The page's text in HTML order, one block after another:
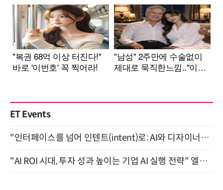
ET Events
"인터페이스를 넘어 인텐트(intent)로: AI와 디자이너가 함께 만드는 공존의 UX" 강남역 (9/2)
"AI ROI 시대, 투자 성과 높이는 기업 AI 실행 전략" 엘타워 6층 (9월 18일)